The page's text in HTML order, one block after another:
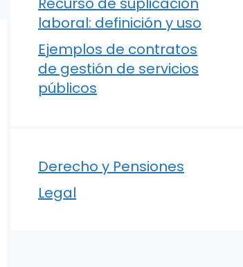
laboral: definición y uso
Ejemplos de contratos
de gestión de servicios
públicos
Derecho y Pensiones
Legal